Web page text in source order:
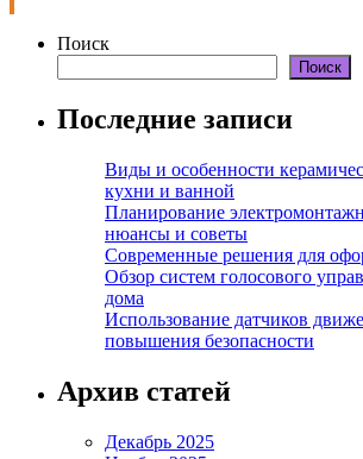
Поиск
Поиск
Последние записи
Виды и особенности
кухни и ванной
Планирование
нюансы и советы
Современные решения для
Обзор систем голосового
дома
Использование датчиков
повышения безопасности
Архив статей
Декабрь 2025